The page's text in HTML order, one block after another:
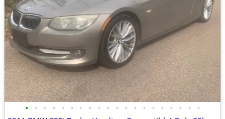
• • • • • • • • • • • • • • • • • • • •